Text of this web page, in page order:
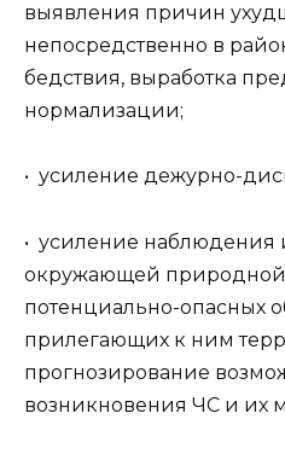
выявления причин
непосредственно в
бедствия, выработка
нормализации;
• усиление дежурно-
• усиление наблюдения
окружающей природной
потенциально-опасных
прилегающих к ним
прогнозирование
возникновения ЧС и их